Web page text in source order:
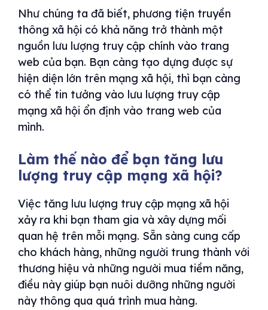
Như chúng ta đã biết, phương tiện truyền
thông xã hội có khả năng trở thành một
nguồn lưu lượng truy cập chính vào trang
web của bạn. Bạn càng tạo dựng được sự
hiện diện lớn trên mạng xã hội, thì bạn càng
có thể tin tưởng vào lưu lượng truy cập
mạng xã hội ổn định vào trang web của
mình.
Làm thế nào để bạn tăng lưu
lượng truy cập mạng xã hội?
Việc tăng lưu lượng truy cập mạng xã hội
xảy ra khi bạn tham gia và xây dựng mối
quan hệ trên mỗi mạng. Sẵn sàng cung cấp
cho khách hàng, những người trung thành với
thương hiệu và những người mua tiềm năng,
điều này giúp bạn nuôi dưỡng những người
này thông qua quá trình mua hàng.